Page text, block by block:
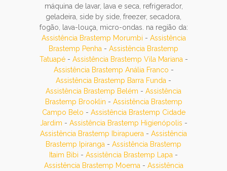
máquina de lavar, lava e seca, refrigerador,
geladeira, side by side, freezer, secadora,
fogão, lava-louça, micro-ondas. na região da:
Assistência Brastemp Morumbi - Assistência
Brastemp Penha - Assistência Brastemp
Tatuapé- Assistência Brastemp Vila Mariana -
Assistência Brastemp Anália Franco -
Assistência Brastemp Barra Funda -
Assistência Brastemp Belém - Assistência
Brastemp Brooklin - Assistência Brastemp
Campo Belo - Assistência Brastemp Cidade
Jardim - Assistência Brastemp Higienópolis -
Assistência Brastemp Ibirapuera - Assistência
Brastemp Ipiranga - Assistência Brastemp
Itaim Bibi - Assistência Brastemp Lapa -
Assistência Brastemp Moema - Assistência